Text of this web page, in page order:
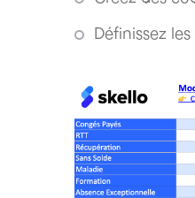
Définissez